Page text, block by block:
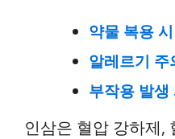
약물 복용
알레르기 주
부작용 발생
인삼은 혈압 강하제,